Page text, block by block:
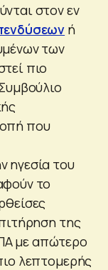
στον εν
ή
των
πιο
που
ηγεσία του
το
της
με απώτερο
λεπτομερής